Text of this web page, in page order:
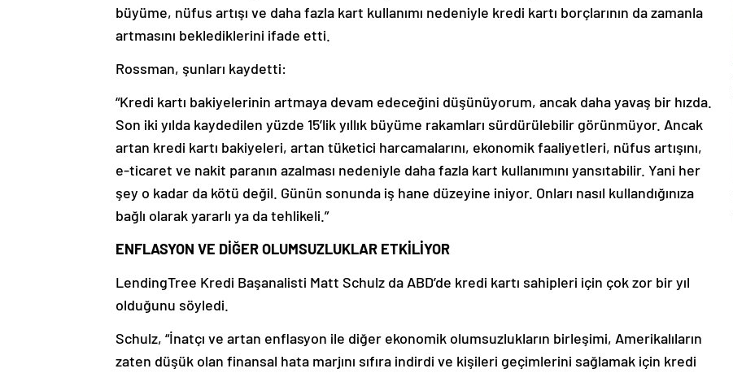
büyüme, nüfus artışı ve daha fazla kart kullanımı nedeniyle kredi kartı borçlarının da zamanla
artmasını beklediklerini ifade etti.
Rossman, şunları kaydetti:
“Kredi kartı bakiyelerinin artmaya devam edeceğini düşünüyorum, ancak daha yavaş bir hızda.
Son iki yılda kaydedilen yüzde 15’lik yıllık büyüme rakamları sürdürülebilir görünmüyor. Ancak
artan kredi kartı bakiyeleri, artan tüketici harcamalarını, ekonomik faaliyetleri, nüfus artışını,
e-ticaret ve nakit paranın azalması nedeniyle daha fazla kart kullanımını yansıtabilir. Yani her
şey o kadar da kötü değil. Günün sonunda iş hane düzeyine iniyor. Onları nasıl kullandığınıza
bağlı olarak yararlı ya da tehlikeli.”
ENFLASYON VE DİĞER OLUMSUZLUKLAR ETKİLİYOR
LendingTree Kredi Başanalisti Matt Schulz da ABD’de kredi kartı sahipleri için çok zor bir yıl
olduğunu söyledi.
Schulz, “İnatçı ve artan enflasyon ile diğer ekonomik olumsuzlukların birleşimi, Amerikalıların
zaten düşük olan finansal hata marjını sıfıra indirdi ve kişileri geçimlerini sağlamak için kredi